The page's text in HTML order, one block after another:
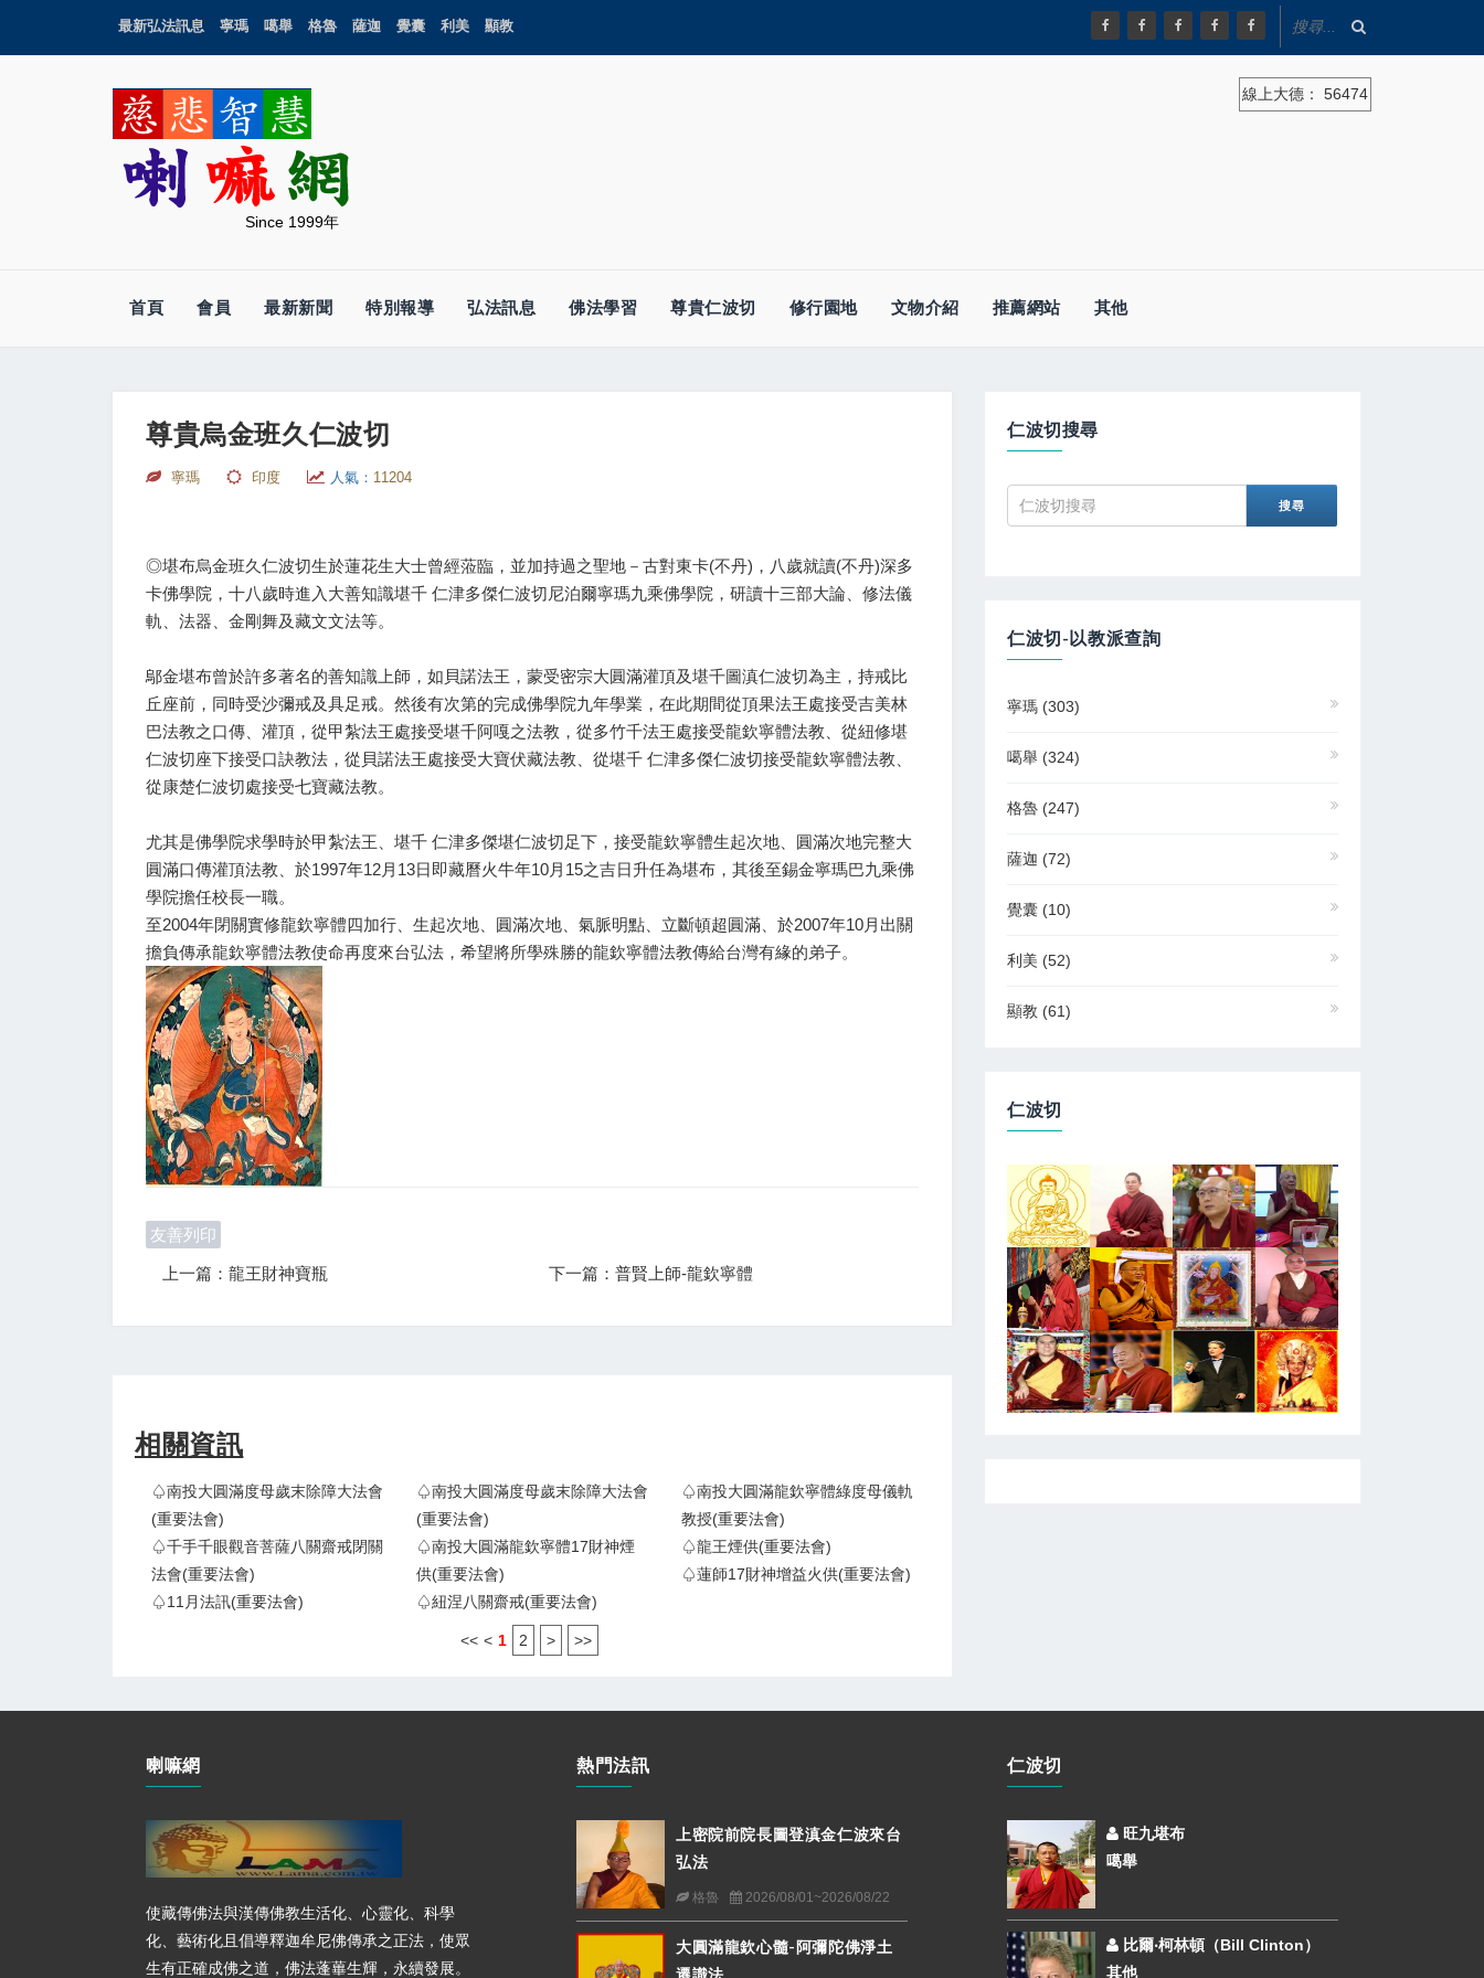
最新弘法訊息 寧瑪 噶舉 格魯 薩迦 覺囊 利美 顯教
Since 1999年
線上大德： 56474
首頁 會員 最新新聞 特別報導 弘法訊息 佛法學習 尊貴仁波切 修行園地 文物介紹 推薦網站 其他
尊貴烏金班久仁波切
寧瑪 印度 人氣： 11204
◎堪布烏金班久仁波切生於蓮花生大士曾經蒞臨，並加持過之聖地－古對東卡(不丹)，八歲就讀(不丹)深多
卡佛學院，十八歲時進入大善知識堪千 仁津多傑仁波切尼泊爾寧瑪九乘佛學院，研讀十三部大論、修法儀
軌、法器、金剛舞及藏文文法等。
鄔金堪布曾於許多著名的善知識上師，如貝諾法王，蒙受密宗大圓滿灌頂及堪千圖滇仁波切為主，持戒比
丘座前，同時受沙彌戒及具足戒。然後有次第的完成佛學院九年學業，在此期間從頂果法王處接受吉美林
巴法教之口傳、灌頂，從甲紮法王處接受堪千阿嘎之法教，從多竹千法王處接受龍欽寧體法教、從紐修堪
仁波切座下接受口訣教法，從貝諾法王處接受大寶伏藏法教、從堪千 仁津多傑仁波切接受龍欽寧體法教、
從康楚仁波切處接受七寶藏法教。
尤其是佛學院求學時於甲紮法王、堪千 仁津多傑堪仁波切足下，接受龍欽寧體生起次地、圓滿次地完整大
圓滿口傳灌頂法教、於1997年12月13日即藏曆火牛年10月15之吉日升任為堪布，其後至錫金寧瑪巴九乘佛
學院擔任校長一職。
至2004年閉關實修龍欽寧體四加行、生起次地、圓滿次地、氣脈明點、立斷頓超圓滿、於2007年10月出關
擔負傳承龍欽寧體法教使命再度來台弘法，希望將所學殊勝的龍欽寧體法教傳給台灣有緣的弟子。
友善列印
上一篇：龍王財神寶瓶 下一篇：普賢上師-龍欽寧體
相關資訊
♤南投大圓滿度母歲末除障大法會
(重要法會)
♤南投大圓滿度母歲末除障大法會
(重要法會)
♤南投大圓滿龍欽寧體綠度母儀軌
教授(重要法會)
♤千手千眼觀音菩薩八關齋戒閉關
法會(重要法會)
♤南投大圓滿龍欽寧體17財神煙
供(重要法會)
♤龍王煙供(重要法會)
♤蓮師17財神增益火供(重要法會)
♤11月法訊(重要法會)
♤紐涅八關齋戒(重要法會)
<< < 1 2 > >>
仁波切搜尋
仁波切-以教派查詢
寧瑪 (303)
噶舉 (324)
格魯 (247)
薩迦 (72)
覺囊 (10)
利美 (52)
顯教 (61)
仁波切
喇嘛網
使藏傳佛法與漢傳佛教生活化、心靈化、科學
化、藝術化且倡導釋迦牟尼佛傳承之正法，使眾
生有正確成佛之道，佛法蓬蓽生輝，永續發展。
熱門法訊
上密院前院長圖登滇金仁波來台
弘法
格魯 2026/08/01~2026/08/22
大圓滿龍欽心髓-阿彌陀佛淨土
遷識法
仁波切
旺九堪布
噶舉
比爾‧柯林頓（Bill Clinton）
其他